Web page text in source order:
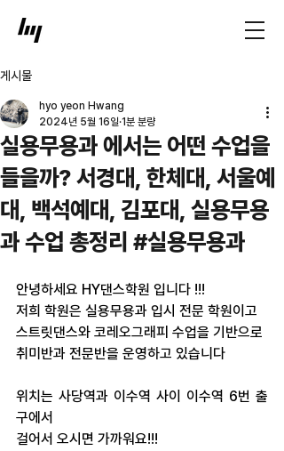
게시물
실용무용과 에서는 어떤 수업을
들을까? 서경대, 한체대, 서울예
대, 백석예대, 김포대, 실용무용
과 수업 총정리 #실용무용과
hyo yeon Hwang
2024년 5월 16일 1분 분량
안녕하세요 HY댄스학원 입니다 !!!
저희 학원은 실용무용과 입시 전문 학원이고
스트릿댄스와 코레오그래피 수업을 기반으로
취미반과 전문반을 운영하고 있습니다
위치는 사당역과 이수역 사이 이수역 6번 출
구에서
걸어서 오시면 가까워요!!!